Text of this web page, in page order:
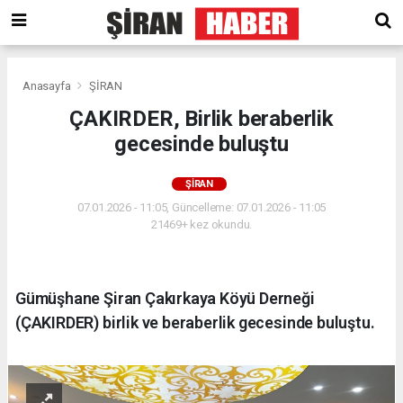
Anasayfa ŞİRAN
ÇAKIRDER, Birlik beraberlik
gecesinde buluştu
ŞİRAN
07.01.2026 - 11:05, Güncelleme: 07.01.2026 - 11:05
21469+ kez okundu.
Gümüşhane Şiran Çakırkaya Köyü Derneği
(ÇAKIRDER) birlik ve beraberlik gecesinde buluştu.